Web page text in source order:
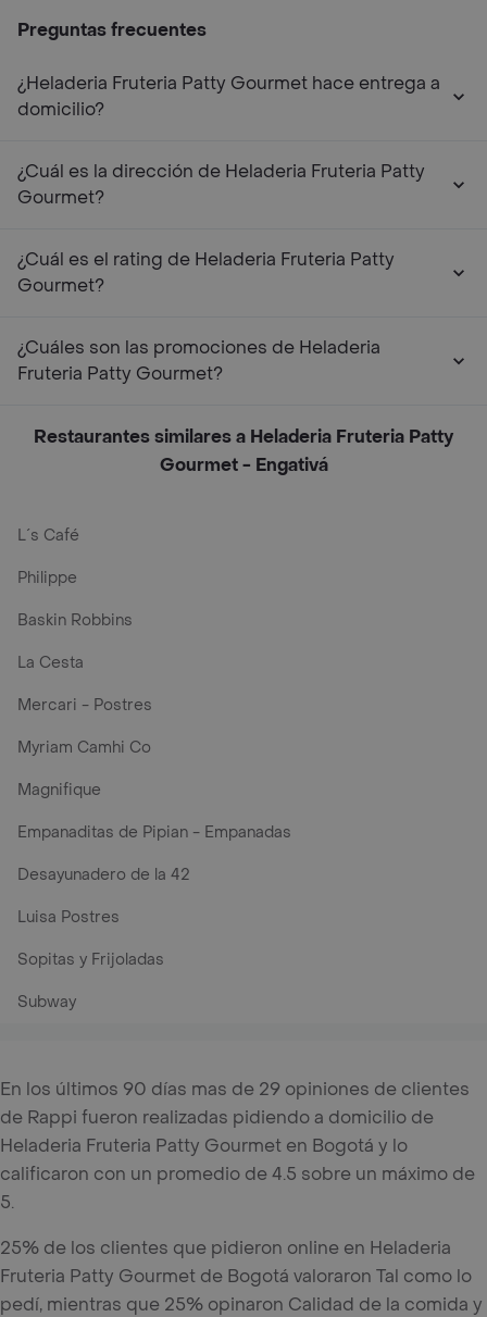
Preguntas frecuentes
¿Heladeria Fruteria Patty Gourmet hace entrega a
domicilio?
¿Cuál es la dirección de Heladeria Fruteria Patty
Gourmet?
¿Cuál es el rating de Heladeria Fruteria Patty
Gourmet?
¿Cuáles son las promociones de Heladeria
Fruteria Patty Gourmet?
Restaurantes similares a Heladeria Fruteria Patty
Gourmet - Engativá
L´s Café
Philippe
Baskin Robbins
La Cesta
Mercari - Postres
Myriam Camhi Co
Magnifique
Empanaditas de Pipian - Empanadas
Desayunadero de la 42
Luisa Postres
Sopitas y Frijoladas
Subway
En los últimos 90 días mas de 29 opiniones de clientes
de Rappi fueron realizadas pidiendo a domicilio de
Heladeria Fruteria Patty Gourmet en Bogotá y lo
calificaron con un promedio de 4.5 sobre un máximo de
5.
25% de los clientes que pidieron online en Heladeria
Fruteria Patty Gourmet de Bogotá valoraron Tal como lo
pedí, mientras que 25% opinaron Calidad de la comida y